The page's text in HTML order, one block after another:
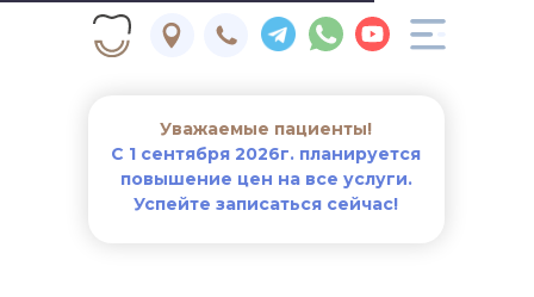
Уважаемые пациенты!
С 1 сентября 2026г. планируется
повышение цен на все услуги.
Успейте записаться сейчас!